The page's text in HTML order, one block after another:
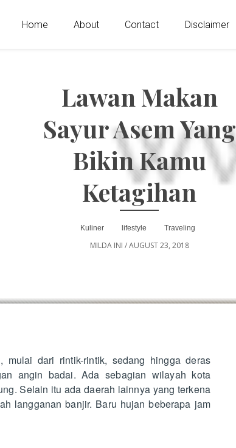
Home About Contact Disclaimer
Lawan Makan
Sayur Asem Yang
Bikin Kamu
Ketagihan
Kuliner lifestyle Traveling
MILDA INI /AUGUST 23, 2018
dari rintik-rintik, sedang hingga deras
angin badai. Ada sebagian wilayah kota
Selain itu ada daerah lainnya yang terkena
langganan banjir. Baru hujan beberapa jam